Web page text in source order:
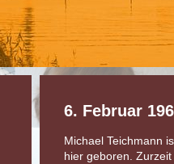
6. Februar
Michael Teichmann
hier geboren.